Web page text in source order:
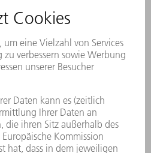
Winkel von 30° bis
150, schmale
mit Radius 3
spitzen Biegungen mit
Blech in der Matrize
Ausstoßhilfen lösen